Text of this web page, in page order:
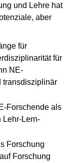
und Lehre hat
aber
für
für
NE-
transdisziplinär
Forschende als
Lehr-Lern-
Forschung
Forschung